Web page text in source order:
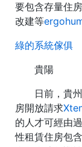
要包含存量住
改建等
綠的系統傢俱
貴陽
日前，貴
房開放請求
的人才可經由
性租賃住房包